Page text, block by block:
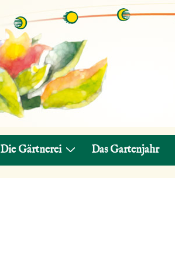
Die Gärtnerei Das Gartenjahr